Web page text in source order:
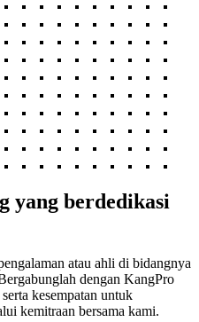
yang berdedikasi
atau ahli di bidangnya
dengan KangPro
kesempatan untuk
kemitraan bersama kami.